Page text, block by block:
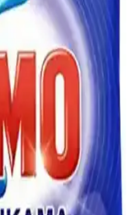
ve çevre dostu
sağlar, ekonomik ve pratik
Hijyen ve
formülü, yüksek
kokusuyla hijyen sağlar, cildi
Paslanmaz Çelik
üretilen ve 500 ml
ile ORAX termos setlerini
ve elde yıkama talimatı
karşılaştırır.